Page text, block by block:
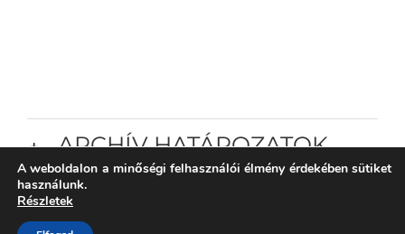
ARCHÍV HATÁROZATOK
A weboldalon a minőségi felhasználói élmény érdekében sütiket
használunk.
Részletek